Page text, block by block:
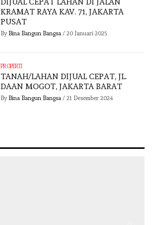
KRAMAT RAYA KAV. 71, JAKARTA
PUSAT
By Bina Bangun Bangsa / 20 Januari 2025
PROPERTI
TANAH/LAHAN DIJUAL CEPAT, JL.
DAAN MOGOT, JAKARTA BARAT
By Bina Bangun Bangsa / 21 Desember 2024